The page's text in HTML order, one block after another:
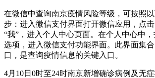
在微信中查询南京疫情风险等级，可按照
步：进入微信支付界面打开微信应用，点
“我”，进入个人中心页面。在个人中心中
选项，进入微信支付功能界面。此界面集
口，是查询疫情信息的关键入口。
4月10日0时至24时南京新增确诊病例及无